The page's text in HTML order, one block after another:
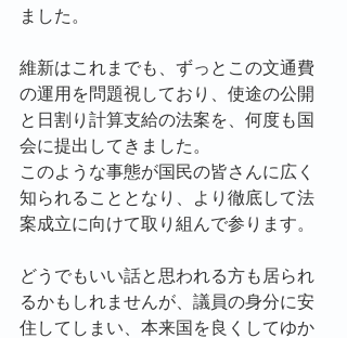
ました。
維新はこれまでも、ずっとこの文通費
の運用を問題視しており、使途の公開
と日割り計算支給の法案を、何度も国
会に提出してきました。
このような事態が国民の皆さんに広く
知られることとなり、より徹底して法
案成立に向けて取り組んで参ります。
どうでもいい話と思われる方も居られ
るかもしれませんが、議員の身分に安
住してしまい、本来国を良くしてゆか